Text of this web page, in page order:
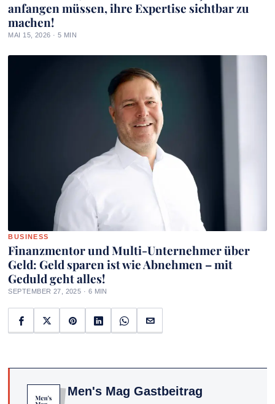
anfangen müssen, ihre Expertise sichtbar zu
machen!
MAI 15, 2026 · 5 MIN
BUSINESS
Finanzmentor und Multi-Unternehmer über
Geld: Geld sparen ist wie Abnehmen – mit
Geduld geht alles!
SEPTEMBER 27, 2025 · 6 MIN
Men's Mag Gastbeitrag